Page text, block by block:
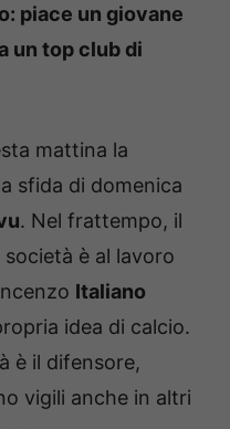
piace un giovane
un top club di
mattina la
sfida di domenica
. Nel frattempo, il
è al lavoro
Italiano
idea di calcio.
è il difensore,
vigili anche in altri